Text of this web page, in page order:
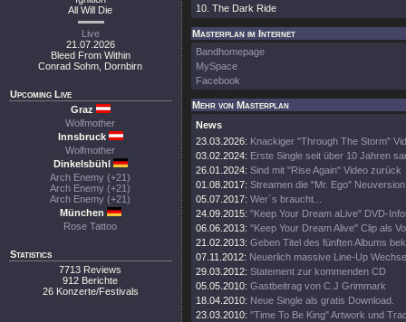
All Will Die
Live
21.07.2026
Bleed From Within
Conrad Sohm, Dornbirn
Upcoming Live
Graz
Wolfmother
Innsbruck
Wolfmother
Dinkelsbühl
Arch Enemy (+21)
Arch Enemy (+21)
Arch Enemy (+21)
München
Rose Tattoo
Statistics
7713 Reviews
912 Berichte
26 Konzerte/Festivals
10. The Dark Ride
Masterplan im Internet
Bandhomepage
MySpace
Facebook
Mehr von Masterplan
News
23.03.2026: Knackiger "Through The Storm"
03.02.2024: Erste Single seit über 10 Jahren
26.01.2024: Sind mit "Rise Again" Video zurück
01.08.2017: Streamen die "Mr. Ego" Neuversion
05.07.2017: Wer`s braucht...
24.09.2015: "Keep Your Dream aLive" DVD-
06.06.2013: "Keep Your Dream Alive" Clip als
21.02.2013: Geben Titel des fünften Albums
07.11.2012: Neuerlich massive Line-Up
29.03.2012: Statement zur kommenden CD
05.05.2010: Gastbeitrag von C.J Grimmark
18.04.2010: Neue Single als gratis Download.
23.03.2010: "Time To Be King" Artwork und